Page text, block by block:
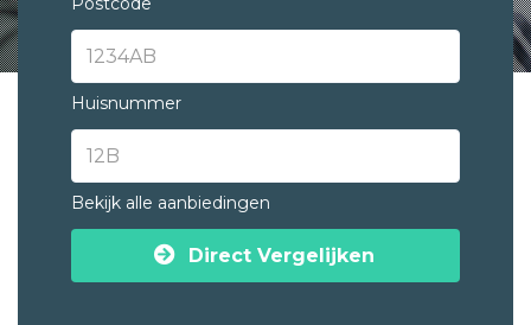
Huisnummer
Bekijk alle aanbiedingen
Direct Vergelijken